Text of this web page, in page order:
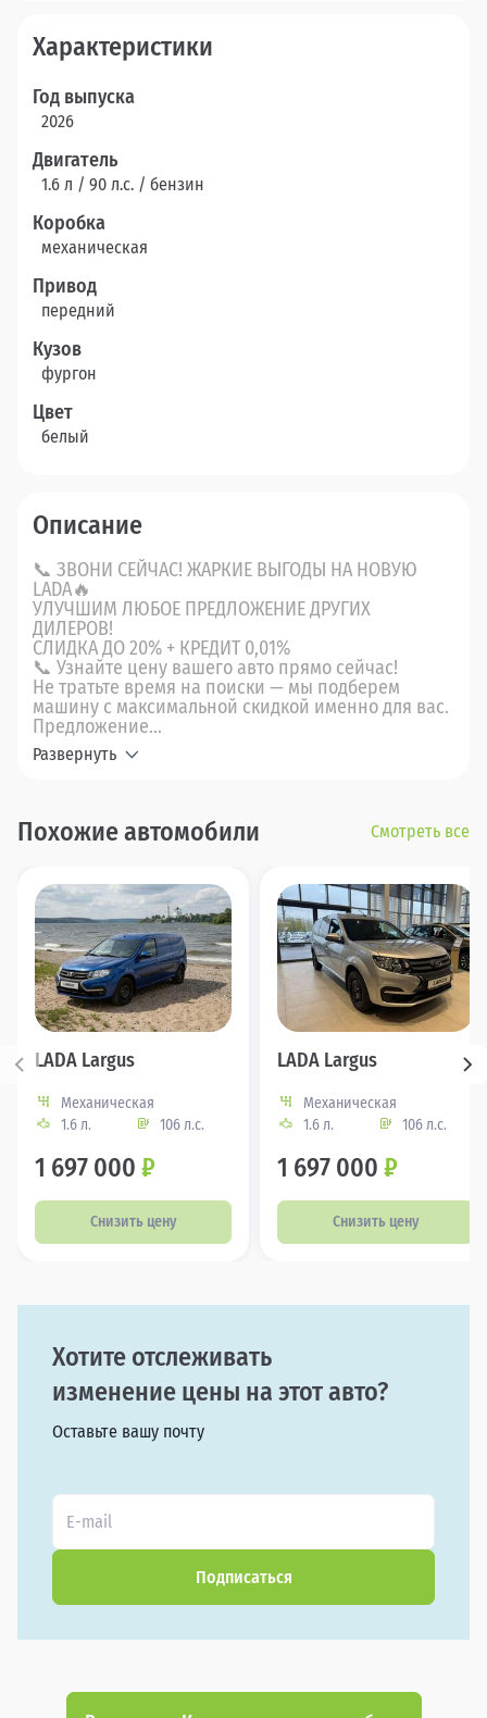
Характеристики
Год выпуска
2026
Двигатель
1.6 л / 90 л.c. / бензин
Коробка
механическая
Привод
передний
Кузов
фургон
Цвет
белый
Описание
📞 ЗВОНИ СЕЙЧАС! ЖАРКИЕ ВЫГОДЫ НА НОВУЮ
LADA🔥
УЛУЧШИМ ЛЮБОЕ ПРЕДЛОЖЕНИЕ ДРУГИХ
ДИЛЕРОВ!
СЛИДКА ДО 20% + КРЕДИТ 0,01%
📞 Узнайте цену вашего авто прямо сейчас!
Не тратьте время на поиски — мы подберем
машину с максимальной скидкой именно для вас.
Предложение...
Развернуть
Похожие автомобили Смотреть все
LADA Largus
Механическая
1.6 л.
106 л.с.
1 697 000 ₽
Снизить цену
LADA Largus
Механическая
1.6 л.
106 л.с.
1 697 000 ₽
Снизить цену
Хотите отслеживать
изменение цены на этот авто?
Оставьте вашу почту
Подписаться